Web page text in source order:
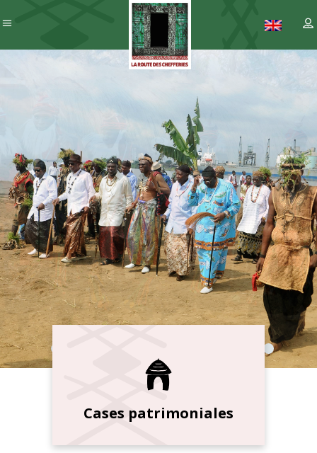
Patrimoine
– ICC
Cases patrimoniales